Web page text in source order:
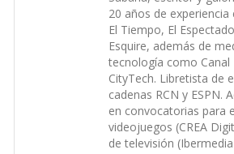
20 años de
El Tiempo, El
Esquire, además de
tecnología como
CityTech. Libretista de
cadenas RCN y ESPN.
en convocatorias para
videojuegos (CREA
de televisión